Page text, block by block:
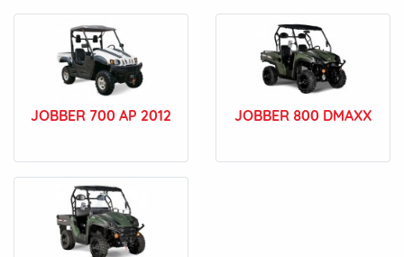
JOBBER 700 AP 2012 JOBBER 800 DMAXX